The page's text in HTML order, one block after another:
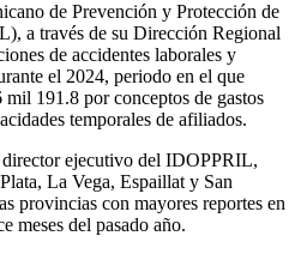
de Prevención y Protección de
a través de su Dirección Regional
de accidentes laborales y
el 2024, periodo en el que
191.8 por conceptos de gastos
temporales de afiliados.
ejecutivo del IDOPPRIL,
La Vega, Espaillat y San
provincias con mayores reportes en
meses del pasado año.